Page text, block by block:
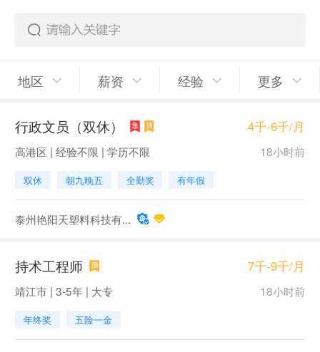
地区 薪资 经验 更多
行政文员（双休） 4千-6千/月
高港区 | 经验不限 | 学历不限 18小时前
双休 朝九晚五 全勤奖 有年假
泰州艳阳天塑料科技有...
持术工程师 7千-9千/月
靖江市 | 3-5年 | 大专 18小时前
年终奖 五险一金